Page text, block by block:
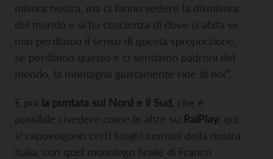
misura nostra, ma ci fanno vedere la dismisura
del mondo e si ha coscienza di dove si abita se
non perdiamo il senso di questa sproporzione,
se perdiamo questo e ci sentiamo padroni del
mondo, la montagna giustamente ride di noi”.
E poi la puntata sul Nord e il Sud , che è
possibile rivedere come le altre su RaiPlay: qui
si capovolgono certi luoghi comuni della nostra
Italia, con quel monologo finale di Franco